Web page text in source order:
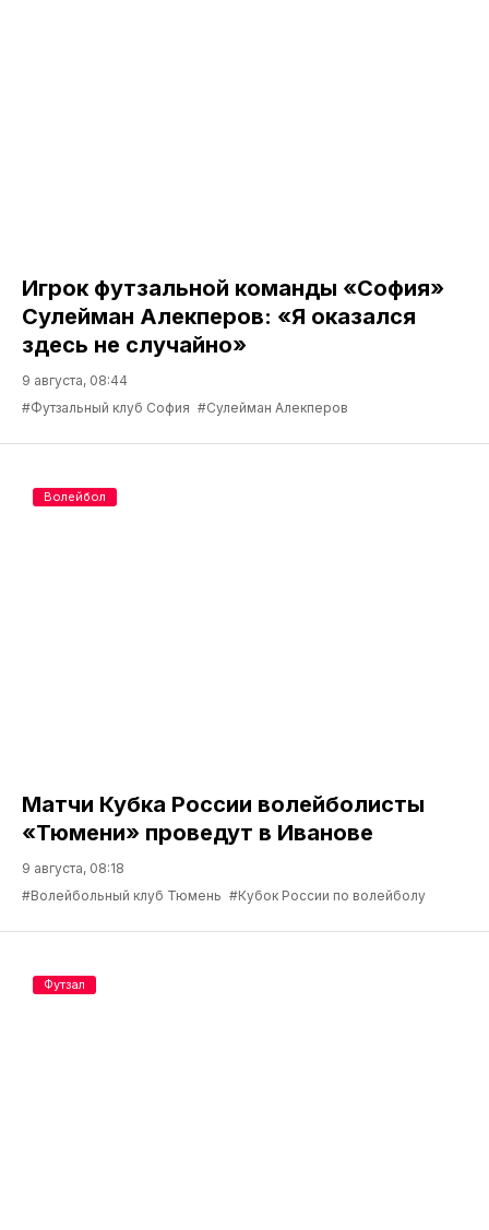
Игрок футзальной команды «София»
Сулейман Алекперов: «Я оказался
здесь не случайно»
9 августа, 08:44
#Футзальный клуб София #Сулейман Алекперов
Матчи Кубка России волейболисты
«Тюмени» проведут в Иванове
9 августа, 08:18
#Волейбольный клуб Тюмень #Кубок России по волейболу
Волейбол
Футзал